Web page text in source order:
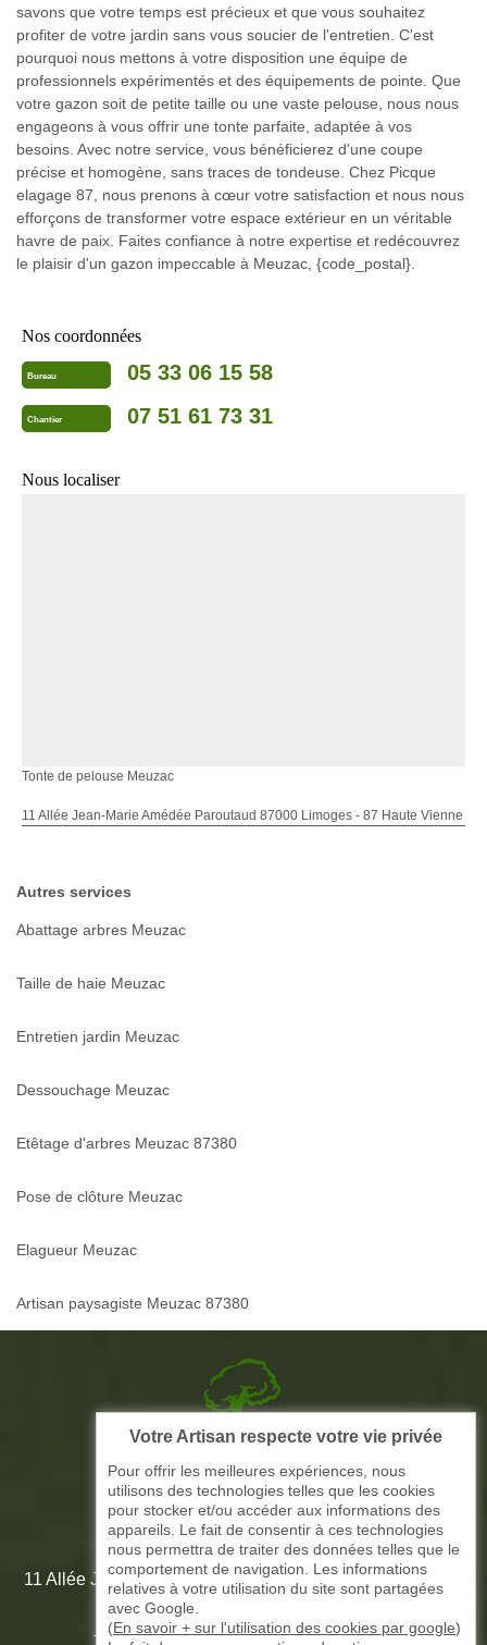
savons que votre temps est précieux et que vous souhaitez
profiter de votre jardin sans vous soucier de l'entretien. C'est
pourquoi nous mettons à votre disposition une équipe de
professionnels expérimentés et des équipements de pointe. Que
votre gazon soit de petite taille ou une vaste pelouse, nous nous
engageons à vous offrir une tonte parfaite, adaptée à vos
besoins. Avec notre service, vous bénéficierez d'une coupe
précise et homogène, sans traces de tondeuse. Chez Picque
elagage 87, nous prenons à cœur votre satisfaction et nous nous
efforçons de transformer votre espace extérieur en un véritable
havre de paix. Faites confiance à notre expertise et redécouvrez
le plaisir d'un gazon impeccable à Meuzac, {code_postal}.
Nos coordonnées
Bureau 05 33 06 15 58
Chantier 07 51 61 73 31
Nous localiser
Tonte de pelouse Meuzac
11 Allée Jean-Marie Amédée Paroutaud 87000 Limoges - 87 Haute Vienne
Autres services
Abattage arbres Meuzac
Taille de haie Meuzac
Entretien jardin Meuzac
Dessouchage Meuzac
Etêtage d'arbres Meuzac 87380
Pose de clôture Meuzac
Elagueur Meuzac
Artisan paysagiste Meuzac 87380
Picque elagage 87
ARTISAN ELAGAGE ET PAYSAGISTE
11 Allée Jean-Marie Amédée Paroutaud 87000 Limoges -
87 Haute Vienne
Votre Artisan respecte votre vie privée
Pour offrir les meilleures expériences, nous
utilisons des technologies telles que les cookies
pour stocker et/ou accéder aux informations des
appareils. Le fait de consentir à ces technologies
nous permettra de traiter des données telles que le
comportement de navigation. Les informations
relatives à votre utilisation du site sont partagées
avec Google.
(En savoir + sur l'utilisation des cookies par google)